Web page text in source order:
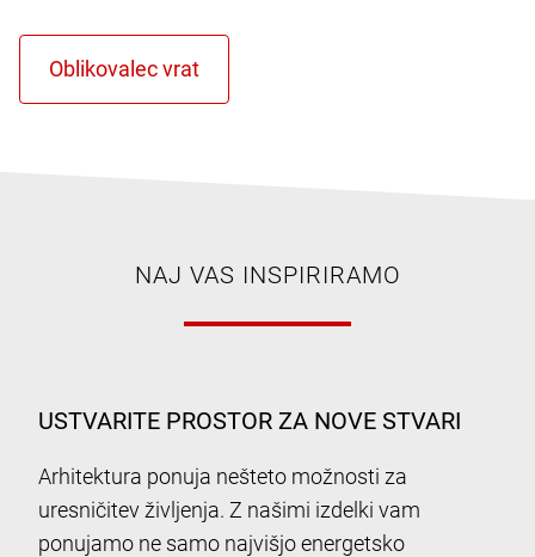
NAJ VAS INSPIRIRAMO
USTVARITE PROSTOR ZA NOVE STVARI
Arhitektura ponuja nešteto možnosti za
uresničitev življenja. Z našimi izdelki vam
ponujamo ne samo najvišjo energetsko